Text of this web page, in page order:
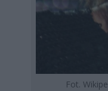
Fot.